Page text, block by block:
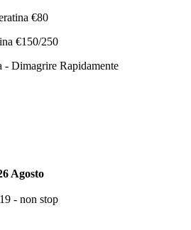
€80
€150/250
- Dimagrire Rapidamente
Agosto
- non stop